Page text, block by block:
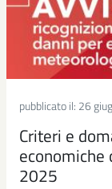
pubblicato il: 26
Criteri e
2025